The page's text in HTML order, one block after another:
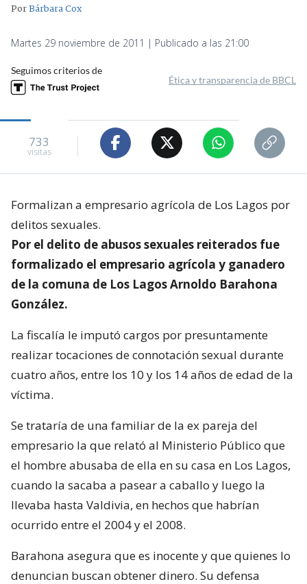
PorBárbara Cox
Martes 29 noviembre de 2011 | Publicado a las 21:00
Seguimos criterios de
Ética y transparencia de BBCL
733
visitas
Formalizan a empresario agrícola de Los Lagos por
delitos sexuales.
Por el delito de abusos sexuales reiterados fue
formalizado el empresario agrícola y ganadero
de la comuna de Los Lagos Arnoldo Barahona
González.
La fiscalía le imputó cargos por presuntamente
realizar tocaciones de connotación sexual durante
cuatro años, entre los 10 y los 14 años de edad de la
víctima.
Se trataría de una familiar de la ex pareja del
empresario la que relató al Ministerio Público que
el hombre abusaba de ella en su casa en Los Lagos,
cuando la sacaba a pasear a caballo y luego la
llevaba hasta Valdivia, en hechos que habrían
ocurrido entre el 2004 y el 2008.
Barahona asegura que es inocente y que quienes lo
denuncian buscan obtener dinero. Su defensa